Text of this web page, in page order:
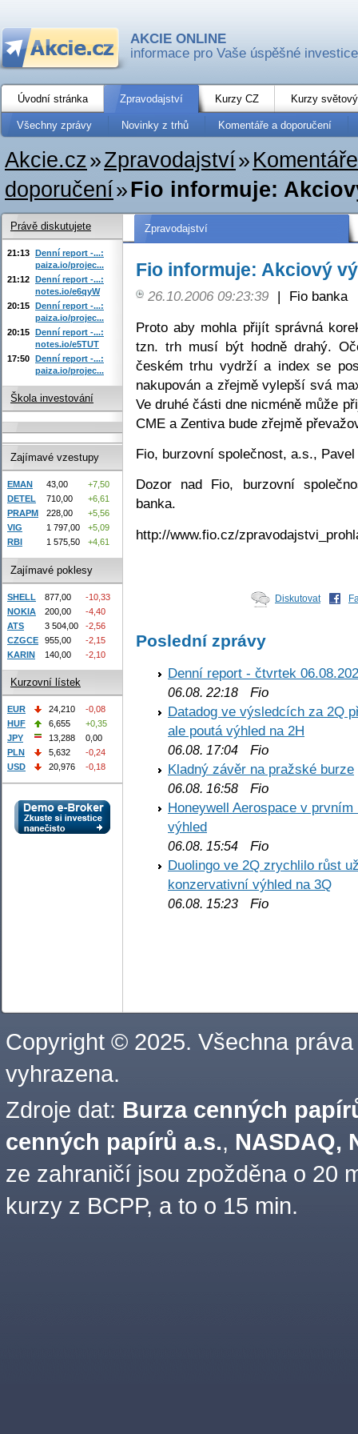
AKCIE ONLINE
informace pro Vaše úspěšné investice
Úvodní stránka Zpravodajství Kurzy CZ Kurzy
Všechny zprávy Novinky z trhů Komentáře a doporučení
Akcie.cz»Zpravodajství»
doporučení»Fio informuje:
Zpravodajství
Fio informuje: Akciový
26.10.2006 09:23:39 |
Fio banka
Proto aby mohla přijít správná
tzn. trh musí být hodně drahý.
českém trhu vydrží a index se
nakupován a zřejmě vylepší svá
Ve druhé části dne nicméně může
CME a Zentiva bude zřejmě
Fio, burzovní společnost, a.s.,
Dozor nad Fio, burzovní
banka.
http://www.fio.cz/
Diskutovat
Poslední zprávy
Denní report - čtvrtek
06.08. 22:18 Fio
Datadog ve výsledcích za 2Q
ale poutá výhled na 2H
06.08. 17:04 Fio
Kladný závěr na pražské burze
06.08. 16:58 Fio
Honeywell Aerospace v
výhled
06.08. 15:54 Fio
Duolingo ve 2Q zrychlilo růst
konzervativní výhled na 3Q
06.08. 15:23 Fio
Právě diskutujete
21:13 Denní report -...:
paiza.io/projec...
21:12 Denní report -...:
notes.io/e6qyW
20:15 Denní report -...:
paiza.io/projec...
20:15 Denní report -...:
notes.io/e5TUT
17:50 Denní report -...:
paiza.io/projec...
Škola investování
Zajímavé vzestupy
EMAN 43,00
+7,50
DETEL
710,00
+6,61
PRAPM
228,00
+5,56
VIG
1 797,00
+5,09
RBI
1 575,50 +4,61
Zajímavé poklesy
SHELL 877,00
-10,33
NOKIA
200,00
-4,40
ATS
3 504,00
-2,56
CZGCE
955,00
-2,15
KARIN
140,00 -2,10
Kurzovní lístek
EUR 24,210
-0,08
HUF
6,655
+0,35
JPY
13,288
0,00
PLN
5,632
-0,24
USD
20,976 -0,18
Copyright © 2025. Všechna práva
vyhrazena.
Zdroje dat: Burza cenných
cenných papírů a.s., NASDAQ,
ze zahraničí jsou zpožděna o 20
kurzy z BCPP, a to o 15 min.